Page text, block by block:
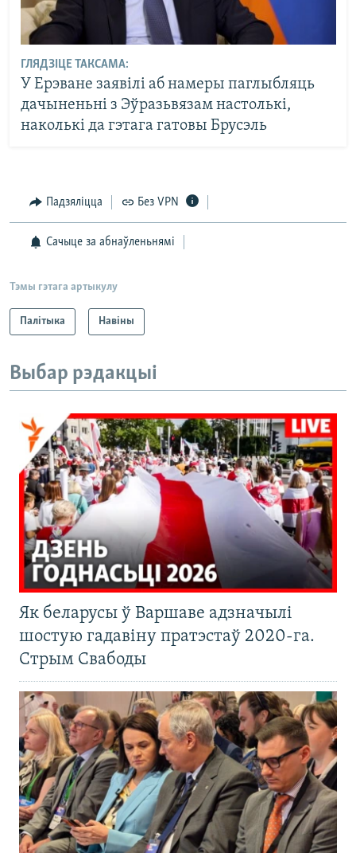
ГЛЯДЗІЦЕ ТАКСАМА:
У Ерэване заявілі аб намеры паглыбляць
дачыненьні з Эўразьвязам настолькі,
наколькі да гэтага гатовы Брусэль
Падзяліцца Без VPN
Сачыце за абнаўленьнямі
Тэмы гэтага артыкулу
Палітыка Навіны
Выбар рэдакцыі
Як беларусы ў Варшаве адзначылі
шостую гадавіну пратэстаў 2020-га.
Стрым Свабоды